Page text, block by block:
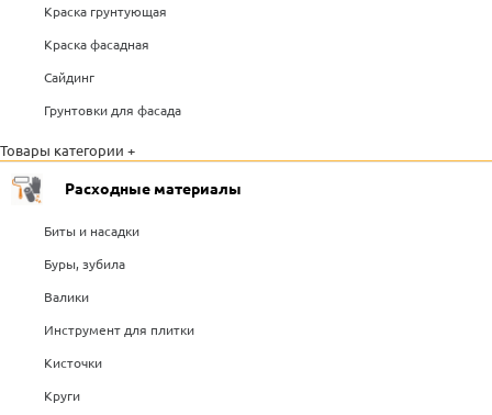
Краска грунтующая
Краска фасадная
Сайдинг
Грунтовки для фасада
Товары категории +
Расходные материалы
Биты и насадки
Буры, зубила
Валики
Инструмент для плитки
Кисточки
Круги